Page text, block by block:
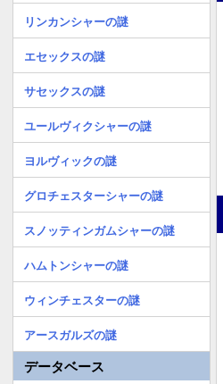
リンカンシャーの謎
エセックスの謎
サセックスの謎
ユールヴィクシャーの謎
ヨルヴィックの謎
グロチェスターシャーの謎
スノッティンガムシャーの謎
ハムトンシャーの謎
ウィンチェスターの謎
アースガルズの謎
データベース